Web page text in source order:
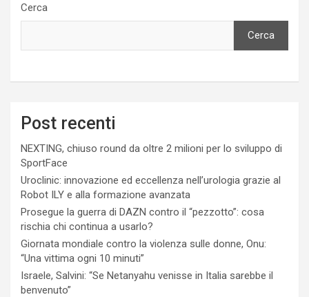
Cerca
Cerca
Post recenti
NEXTING, chiuso round da oltre 2 milioni per lo sviluppo di
SportFace
Uroclinic: innovazione ed eccellenza nell’urologia grazie al
Robot ILY e alla formazione avanzata
Prosegue la guerra di DAZN contro il “pezzotto”: cosa
rischia chi continua a usarlo?
Giornata mondiale contro la violenza sulle donne, Onu:
“Una vittima ogni 10 minuti”
Israele, Salvini: “Se Netanyahu venisse in Italia sarebbe il
benvenuto”